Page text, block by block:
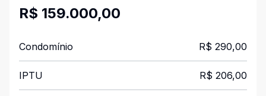
R$ 159.000,00
Condomínio R$ 290,00
IPTU R$ 206,00